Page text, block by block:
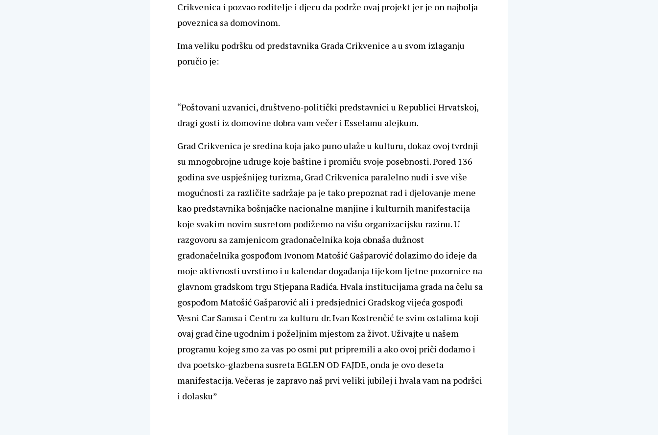
Crikvenica i pozvao roditelje i djecu da podrže ovaj projekt jer je on najbolja
poveznica sa domovinom.
Ima veliku podršku od predstavnika Grada Crikvenice a u svom izlaganju
poručio je:
“Poštovani uzvanici, društveno-politički predstavnici u Republici Hrvatskoj,
dragi gosti iz domovine dobra vam večer i Esselamu alejkum.
Grad Crikvenica je sredina koja jako puno ulaže u kulturu, dokaz ovoj tvrdnji
su mnogobrojne udruge koje baštine i promiču svoje posebnosti. Pored 136
godina sve uspješnijeg turizma, Grad Crikvenica paralelno nudi i sve više
mogućnosti za različite sadržaje pa je tako prepoznat rad i djelovanje mene
kao predstavnika bošnjačke nacionalne manjine i kulturnih manifestacija
koje svakim novim susretom podižemo na višu organizacijsku razinu. U
razgovoru sa zamjenicom gradonačelnika koja obnaša dužnost
gradonačelnika gospođom Ivonom Matošić Gašparović dolazimo do ideje da
moje aktivnosti uvrstimo i u kalendar događanja tijekom ljetne pozornice na
glavnom gradskom trgu Stjepana Radića. Hvala institucijama grada na čelu sa
gospođom Matošić Gašparović ali i predsjednici Gradskog vijeća gospođi
Vesni Car Samsa i Centru za kulturu dr. Ivan Kostrenčić te svim ostalima koji
ovaj grad čine ugodnim i poželjnim mjestom za život. Uživajte u našem
programu kojeg smo za vas po osmi put pripremili a ako ovoj priči dodamo i
dva poetsko-glazbena susreta EGLEN OD FAJDE, onda je ovo deseta
manifestacija. Večeras je zapravo naš prvi veliki jubilej i hvala vam na podršci
i dolasku”